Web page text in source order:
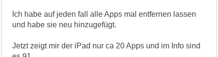
Ich habe auf jeden fall alle Apps mal entfernen lassen
und habe sie neu hinzugefügt.
Jetzt zeigt mir der iPad nur ca 20 Apps und im Info sind